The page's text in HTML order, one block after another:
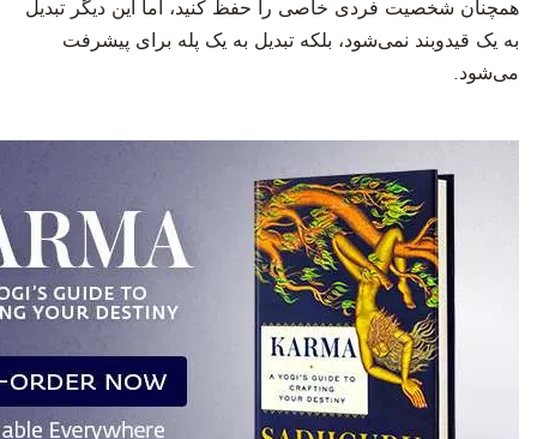
همچنان شخصیت فردی خاصی را حفظ کنید، اما این دیگر تبدیل
به یک قیدوبند نمی‌شود، بلکه تبدیل به یک پله برای پیشرفت
می‌شود.